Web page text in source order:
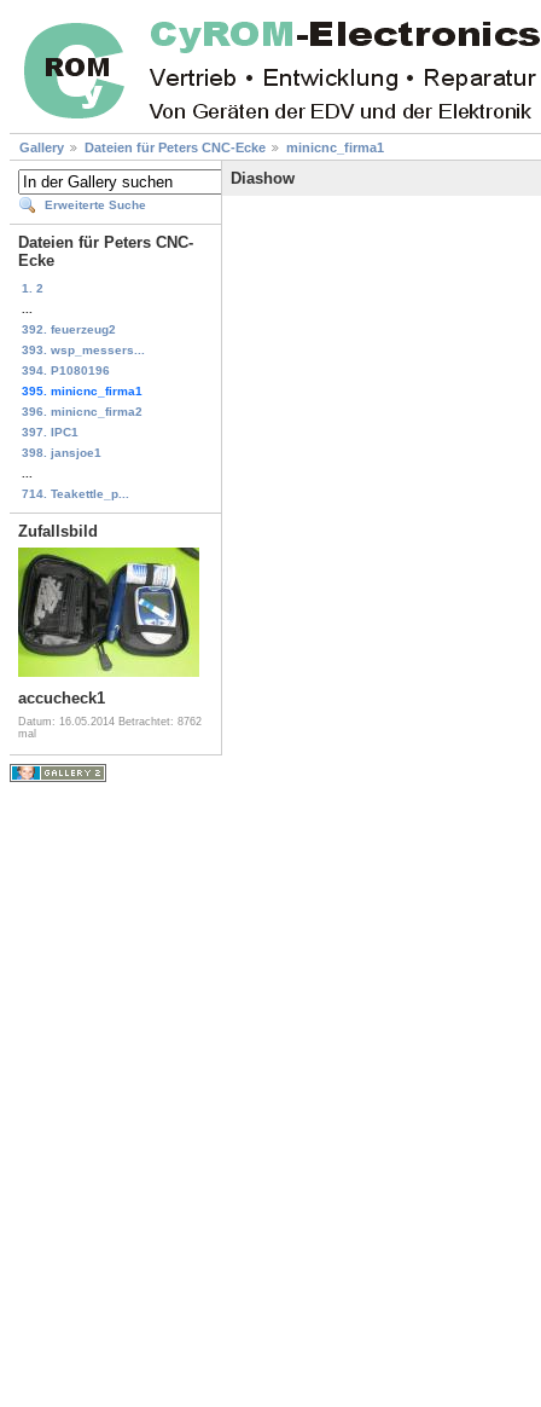
Gallery Dateien für Peters CNC-Ecke minicnc_firma1
Erweiterte Suche
Dateien für Peters CNC-
Ecke
1. 2
392. feuerzeug2
393. wsp_messers...
394. P1080196
395. minicnc_firma1
396. minicnc_firma2
397. IPC1
398. jansjoe1
714. Teakettle_p...
Zufallsbild
accucheck1
Datum: 16.05.2014 Betrachtet: 8762
mal
Diashow